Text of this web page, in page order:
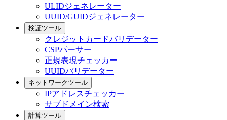
ULIDジェネレーター
UUID/GUIDジェネレーター
検証ツール
クレジットカードバリデーター
CSPパーサー
正規表現チェッカー
UUIDバリデーター
ネットワークツール
IPアドレスチェッカー
サブドメイン検索
計算ツール